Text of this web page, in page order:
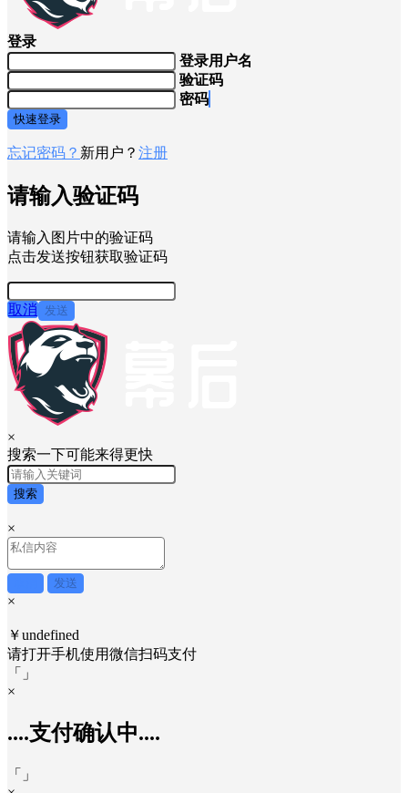
登录
登录用户名
验证码
密码
快速登录
忘记密码？ 新用户？ 注册
请输入验证码
请输入图片中的验证码
点击发送按钮获取验证码
取消 发送
×
搜索一下可能来得更快
搜索
×
发送
×
￥undefined
请打开手机使用微信扫码支付
「
」
×
....支付确认中....
「
」